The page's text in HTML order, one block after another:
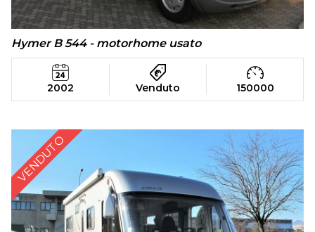
Hymer B 544 - motorhome usato
2002 Venduto 150000
VENDUTO